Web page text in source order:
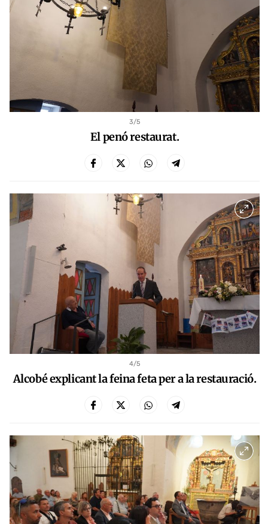
3/5
El penó restaurat.
4/5
Alcobé explicant la feina feta per a la restauració.